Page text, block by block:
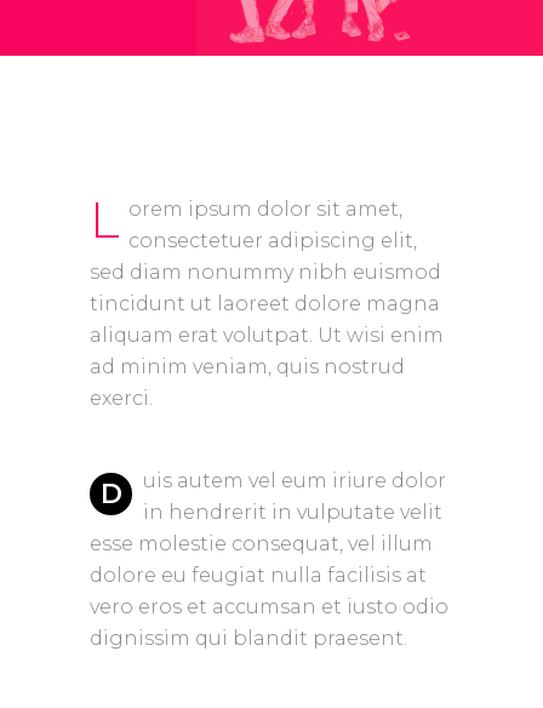
L orem ipsum dolor sit amet,
consectetuer adipiscing elit,
sed diam nonummy nibh euismod
tincidunt ut laoreet dolore magna
aliquam erat volutpat. Ut wisi enim
ad minim veniam, quis nostrud
exerci.
D
uis autem vel eum iriure dolor
in hendrerit in vulputate velit
esse molestie consequat, vel illum
dolore eu feugiat nulla facilisis at
vero eros et accumsan et iusto odio
dignissim qui blandit praesent.